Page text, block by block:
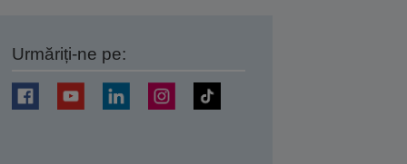
Urmăriți-ne pe: